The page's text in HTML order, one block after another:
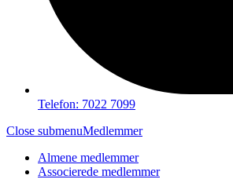
Telefon: 7022 7099
Close submenuMedlemmer
Almene medlemmer
Associerede medlemmer